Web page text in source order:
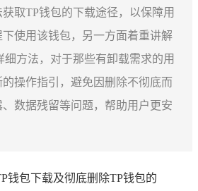
取TP钱包的下载途径，以保障用
使用该钱包，另一方面着重讲解
细方法，对于那些有卸载需求的用
操作指引，避免因删除不彻底而
数据残留等问题，帮助用户更安
钱包下载及彻底删除TP钱包的